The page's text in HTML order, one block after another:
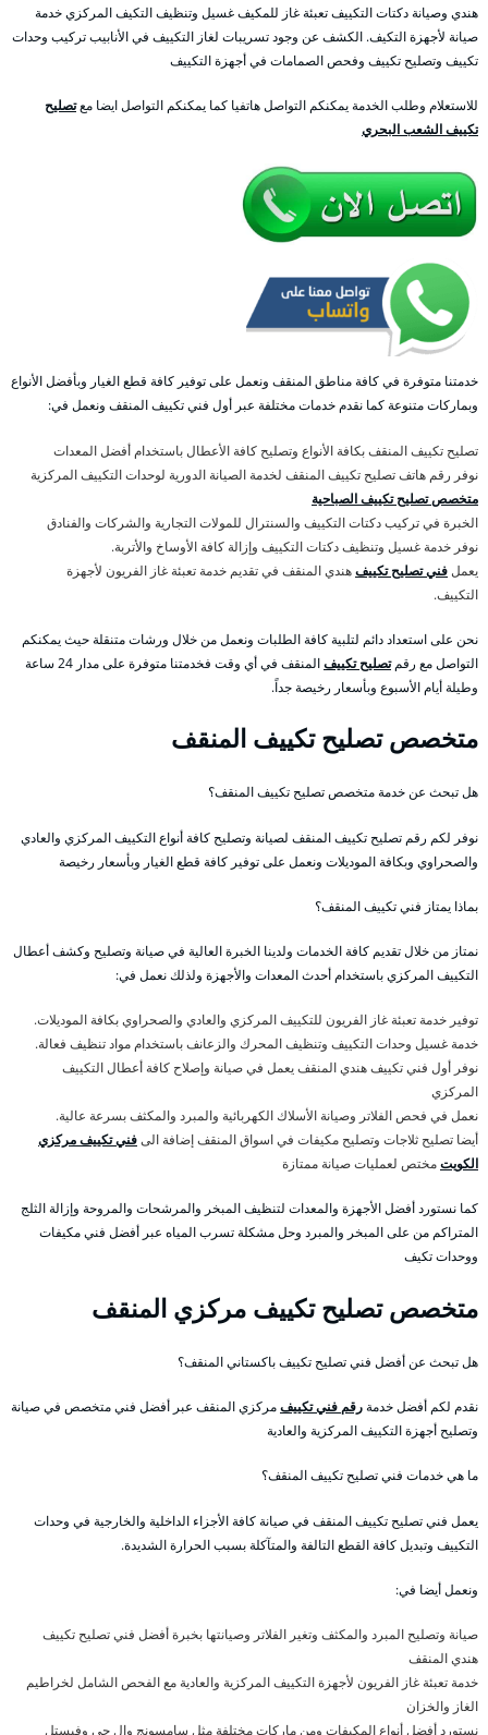
هندي وصيانة دكتات التكييف تعبئة غاز للمكيف غسيل وتنظيف التكيف المركزي خدمة
صيانة لأجهزة التكيف. الكشف عن وجود تسريبات لغاز التكييف في الأنابيب تركيب وحدات
تكييف وتصليح تكييف وفحص الصمامات في أجهزة التكييف
للاستعلام وطلب الخدمة يمكنكم التواصل هاتفيا كما يمكنكم التواصل ايضا معتصليح
تكييف الشعب البحري
خدمتنا متوفرة في كافة مناطق المنقف ونعمل على توفير كافة قطع الغيار وبأفضل الأنواع
وبماركات متنوعة كما نقدم خدمات مختلفة عبر أول فني تكييف المنقف ونعمل في:
تصليح تكييف المنقف بكافة الأنواع وتصليح كافة الأعطال باستخدام أفضل المعدات
نوفر رقم هاتف تصليح تكييف المنقف لخدمة الصيانة الدورية لوحدات التكييف المركزية
متخصص تصليح تكييف الصباحية
الخبرة في تركيب دكتات التكييف والسنترال للمولات التجارية والشركات والفنادق
نوفر خدمة غسيل وتنظيف دكتات التكييف وإزالة كافة الأوساخ والأتربة.
يعملفني تصليح تكييفهندي المنقف في تقديم خدمة تعبئة غاز الفريون لأجهزة
التكييف.
نحن على استعداد دائم لتلبية كافة الطلبات ونعمل من خلال ورشات متنقلة حيث يمكنكم
التواصل مع رقمتصليح تكييف
المنقف في أي وقت فخدمتنا متوفرة على مدار 24 ساعة
وطيلة أيام الأسبوع وبأسعار رخيصة جداً.
متخصص تصليح تكييف المنقف
هل تبحث عن خدمة متخصص تصليح تكييف المنقف؟
نوفر لكم رقم تصليح تكييف المنقف لصيانة وتصليح كافة أنواع التكييف المركزي والعادي
والصحراوي وبكافة الموديلات ونعمل على توفير كافة قطع الغيار وبأسعار رخيصة
بماذا يمتاز فني تكييف المنقف؟
نمتاز من خلال تقديم كافة الخدمات ولدينا الخبرة العالية في صيانة وتصليح وكشف أعطال
التكييف المركزي باستخدام أحدث المعدات والأجهزة ولذلك نعمل في:
توفير خدمة تعبئة غاز الفريون للتكييف المركزي والعادي والصحراوي بكافة الموديلات.
خدمة غسيل وحدات التكييف وتنظيف المحرك والزعانف باستخدام مواد تنظيف فعالة.
نوفر أول فني تكييف هندي المنقف يعمل في صيانة وإصلاح كافة أعطال التكييف
المركزي
نعمل في فحص الفلاتر وصيانة الأسلاك الكهربائية والمبرد والمكثف بسرعة عالية.
أيضا تصليح ثلاجات وتصليح مكيفات في اسواق المنقف إضافة الىفني تكييف مركزي
الكويتمختص لعمليات صيانة ممتازة
كما نستورد أفضل الأجهزة والمعدات لتنظيف المبخر والمرشحات والمروحة وإزالة الثلج
المتراكم من على المبخر والمبرد وحل مشكلة تسرب المياه عبر أفضل فني مكيفات
ووحدات تكيف
متخصص تصليح تكييف مركزي المنقف
هل تبحث عن أفضل فني تصليح تكييف باكستاني المنقف؟
نقدم لكم أفضل خدمةرقم فني تكييفمركزي المنقف عبر أفضل فني متخصص في صيانة
وتصليح أجهزة التكييف المركزية والعادية
ما هي خدمات فني تصليح تكييف المنقف؟
يعمل فني تصليح تكييف المنقف في صيانة كافة الأجزاء الداخلية والخارجية في وحدات
التكييف وتبديل كافة القطع التالفة والمتآكلة بسبب الحرارة الشديدة.
ونعمل أيضا في:
صيانة وتصليح المبرد والمكثف وتغير الفلاتر وصيانتها بخبرة أفضل فني تصليح تكييف
هندي المنقف
خدمة تعبئة غاز الفريون لأجهزة التكييف المركزية والعادية مع الفحص الشامل لخراطيم
الغاز والخزان
نستورد أفضل أنواع المكيفات ومن ماركات مختلفة مثل سامسونج وال جي وفيستل